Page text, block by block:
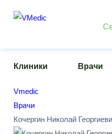
Клиники Врачи
Vmedic
Врачи
Кочергин Николай